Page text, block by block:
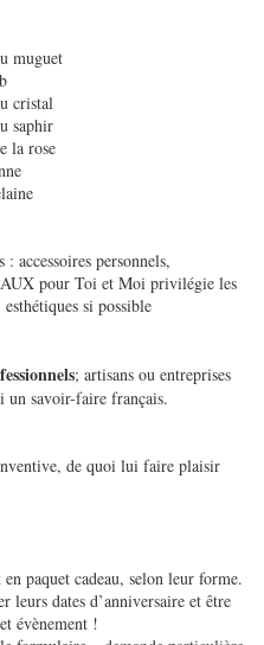
muguet
cristal
saphir
la rose
accessoires personnels,
pour Toi et Moi privilégie les
si possible
; artisans ou entreprises
un savoir-faire français.
de quoi lui faire plaisir
paquet cadeau, selon leur forme.
leurs dates d’anniversaire et être
évènement !